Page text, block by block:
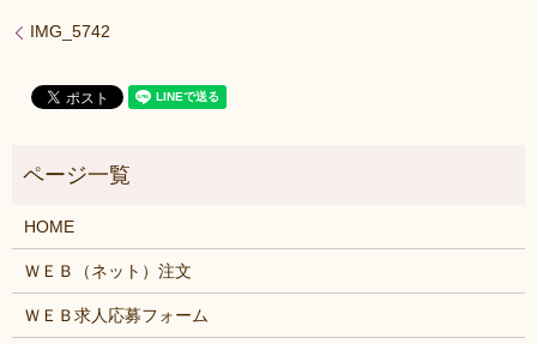
IMG_5742
HOME
ＷＥＢ（ネット）注文
ＷＥＢ求人応募フォーム